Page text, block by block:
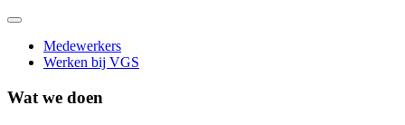
Medewerkers
Werken bij VGS
Wat we doen